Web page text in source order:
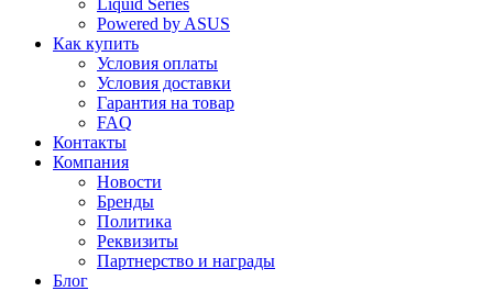
Liquid Series
Powered by ASUS
Как купить
Условия оплаты
Условия доставки
Гарантия на товар
FAQ
Контакты
Компания
Новости
Бренды
Политика
Реквизиты
Партнерство и награды
Блог